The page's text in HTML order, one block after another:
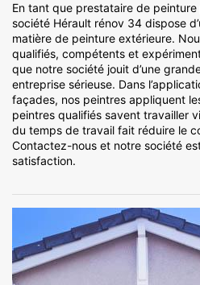
En tant que prestataire de
société Hérault rénov 34 dispose
matière de peinture extérieure.
qualifiés, compétents et
que notre société jouit d’une
entreprise sérieuse. Dans
façades, nos peintres appliquent
peintres qualifiés savent travailler
du temps de travail fait réduire le
Contactez-nous et notre société
satisfaction.